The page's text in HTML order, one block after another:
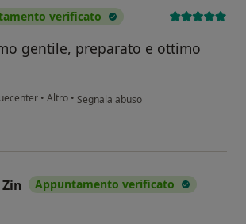
verificato
gentile, preparato e ottimo
• Altro • secondo l'opinione dell'utente Vm
Segnala abuso
Appuntamento verificato